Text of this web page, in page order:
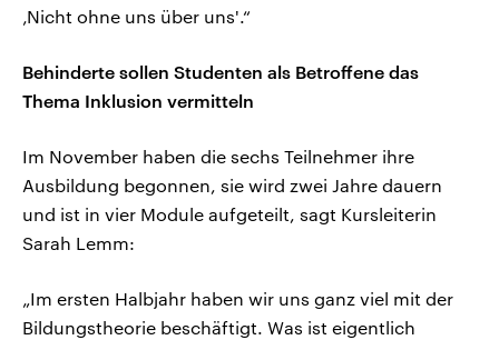
‚Nicht ohne uns über uns'.“
Behinderte sollen Studenten als Betroffene das
Thema Inklusion vermitteln
Im November haben die sechs Teilnehmer ihre
Ausbildung begonnen, sie wird zwei Jahre dauern
und ist in vier Module aufgeteilt, sagt Kursleiterin
Sarah Lemm:
„Im ersten Halbjahr haben wir uns ganz viel mit der
Bildungstheorie beschäftigt. Was ist eigentlich